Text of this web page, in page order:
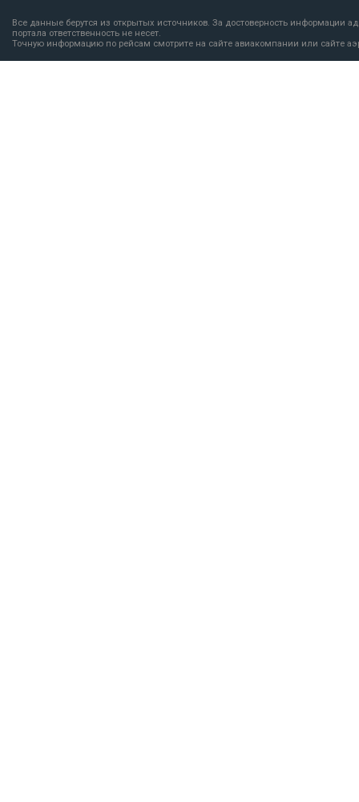
Все данные берутся из открытых источников. За достоверность информации
портала ответственность не несет.
Точную информацию по рейсам смотрите на сайте авиакомпании или сайте